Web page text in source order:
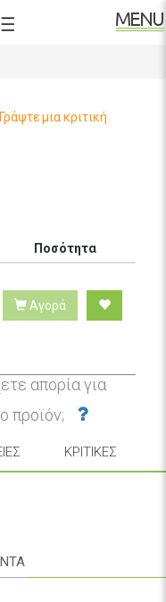
Γράψτε μια κριτική
Ποσότητα
Αγορά
απορία για
προϊόν;
ΚΡΙΤΙΚΈΣ